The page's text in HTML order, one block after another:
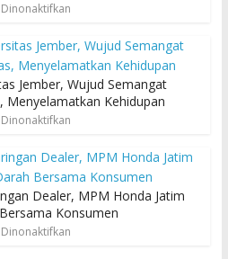
Jember, Wujud Semangat
Menyelamatkan Kehidupan
Dealer, MPM Honda Jatim
Konsumen